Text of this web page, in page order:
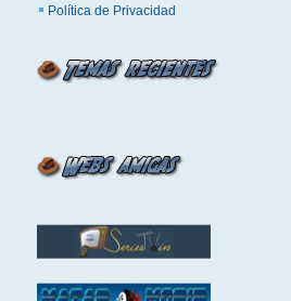
Política de Privacidad